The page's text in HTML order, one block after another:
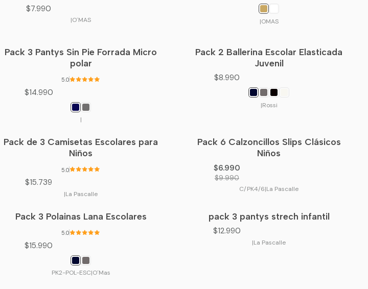
$7.990
|O´MAS |OMAS
Pack 3 Pantys Sin Pie Forrada Micro
polar
5.0
$14.990
|
Pack 2 Ballerina Escolar Elasticada
Juvenil
$8.990
|Rossi
Pack de 3 Camisetas Escolares para
Niños
5.0
$15.739
|La Pascalle
-30%OFF
Pack 6 Calzoncillos Slips Clásicos
Niños
$6.990
$9.990
C/PK4/6|La Pascalle
Pack 3 Polainas Lana Escolares
5.0
$15.990
PK2-POL-ESC|O´Mas
pack 3 pantys strech infantil
$12.990
|La Pascalle